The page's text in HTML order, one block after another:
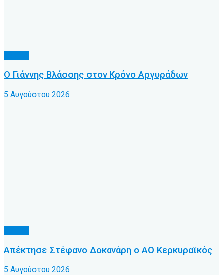
Ο Γιάννης Βλάσσης στον Κρόνο Αργυράδων
5 Αυγούστου 2026
Απέκτησε Στέφανο Δοκανάρη ο ΑΟ Κερκυραϊκός
5 Αυγούστου 2026